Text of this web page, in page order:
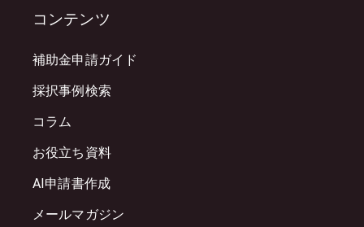
コンテンツ
補助金申請ガイド
採択事例検索
コラム
お役立ち資料
AI申請書作成
メールマガジン